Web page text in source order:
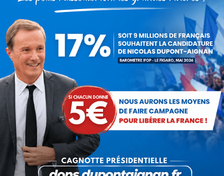
Nicolas DUPONT-AIGNAN dans La Grande
Interview sur Cnews le 20/10/23
Les 10 points du projet